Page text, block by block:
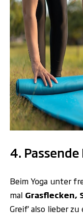
4.
Beim Yoga unter
mal Grasflecken,
Greif' also lieber